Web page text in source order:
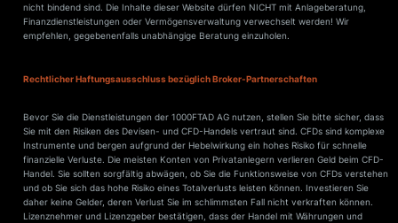
nicht bindend sind. Die Inhalte dieser Website dürfen NICHT mit Anlageberatung,
Finanzdienstleistungen oder Vermögensverwaltung verwechselt werden! Wir
empfehlen, gegebenenfalls unabhängige Beratung einzuholen.
Rechtlicher Haftungsausschluss bezüglich Broker-Partnerschaften
Bevor Sie die Dienstleistungen der 1000FTAD AG nutzen, stellen Sie bitte sicher, dass
Sie mit den Risiken des Devisen- und CFD-Handels vertraut sind. CFDs sind komplexe
Instrumente und bergen aufgrund der Hebelwirkung ein hohes Risiko für schnelle
finanzielle Verluste. Die meisten Konten von Privatanlegern verlieren Geld beim CFD-
Handel. Sie sollten sorgfältig abwägen, ob Sie die Funktionsweise von CFDs verstehen
und ob Sie sich das hohe Risiko eines Totalverlusts leisten können. Investieren Sie
daher keine Gelder, deren Verlust Sie im schlimmsten Fall nicht verkraften können.
Lizenznehmer und Lizenzgeber bestätigen, dass der Handel mit Währungen und